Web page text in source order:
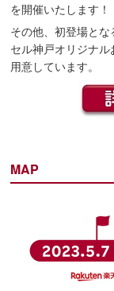
を開催いたします！
その他、初登場と
セル神戸オリジナ
用意しています。
MAP